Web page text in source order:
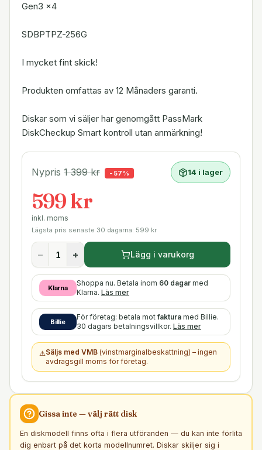
Gen3 x4
SDBPTPZ-256G
I mycket fint skick!
Produkten omfattas av 12 Månaders garanti.
Diskar som vi säljer har genomgått PassMark
DiskCheckup Smart kontroll utan anmärkning!
Nypris 1 399kr - 57 % 14 i lager
599 kr
inkl. moms
Lägsta pris senaste 30 dagarna: 599 kr
− + Lägg i varukorg
Klarna
Shoppa nu. Betala inom 60 dagar med
Klarna. Läs mer
Billie
För företag: betala motfaktura med Billie.
30 dagars betalningsvillkor. Läs mer
⚠️Säljs med VMB (vinstmarginalbeskattning) – ingen
avdragsgill moms för företag.
Gissa inte — välj rätt disk
En diskmodell finns ofta i flera utföranden — du kan inte förlita
dig enbart på det korta modellnumret. Diskar skiljer sig i